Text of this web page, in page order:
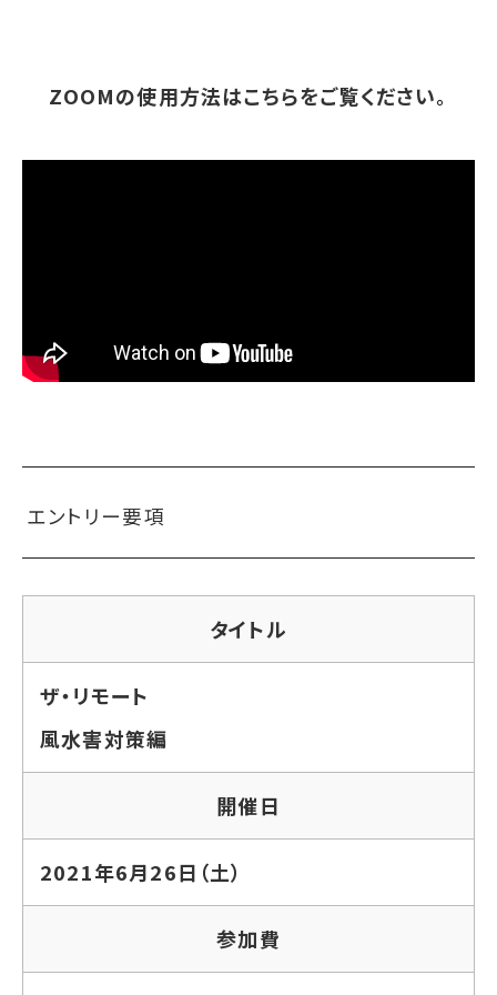
ZOOMの使用方法はこちらをご覧ください。
エントリー要項
タイトル
ザ・リモート
風水害対策編
開催日
2021年6月26日（土）
参加費